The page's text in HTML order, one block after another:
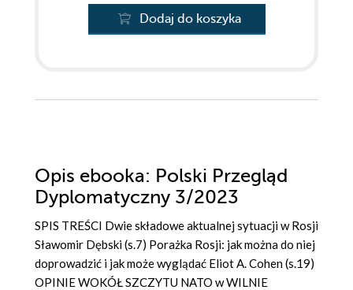
Dodaj do koszyka
Opis ebooka: Polski Przegląd
Dyplomatyczny 3/2023
SPIS TREŚCI Dwie składowe aktualnej sytuacji w Rosji
Sławomir Dębski (s.7) Porażka Rosji: jak można do niej
doprowadzić i jak może wyglądać Eliot A. Cohen (s.19)
OPINIE WOKÓŁ SZCZYTU NATO w WILNIE